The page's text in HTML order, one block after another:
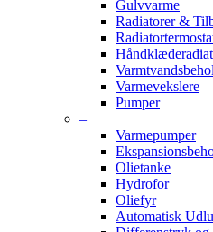
Gulvvarme
Radiatorer &
Varmevekslere
Pumper
–
Varmepumper
Olietanke
Hydrofor
Oliefyr
Automatisk